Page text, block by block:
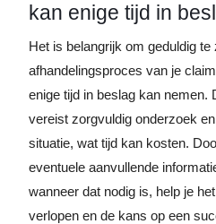
kan enige tijd in
Het is belangrijk om geduldig te
afhandelingsproces van je
enige tijd in beslag kan nemen.
vereist zorgvuldig onderzoek
situatie, wat tijd kan kosten.
eventuele aanvullende
wanneer dat nodig is, help je
verlopen en de kans op een